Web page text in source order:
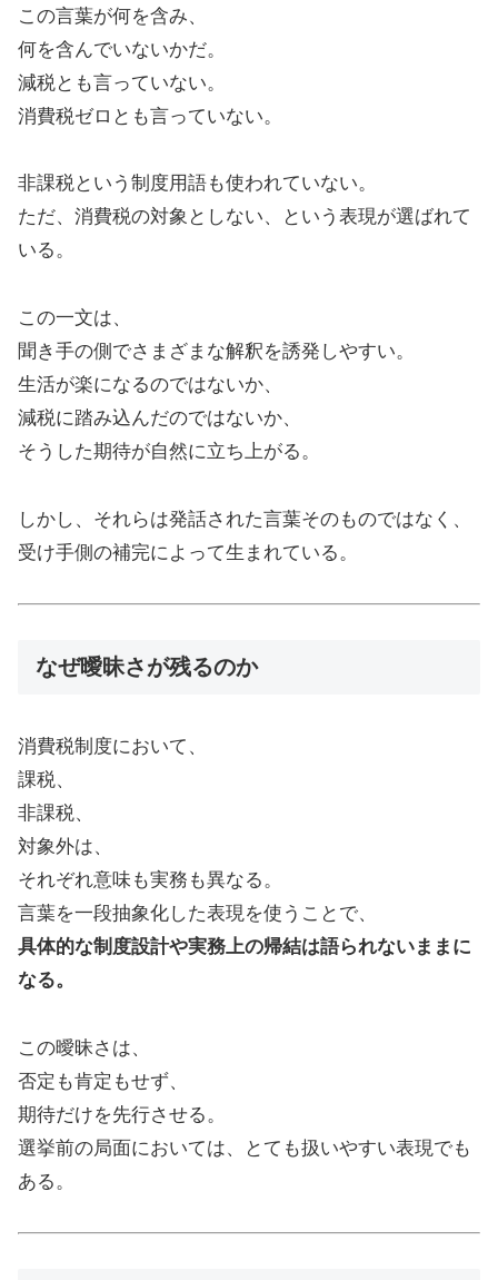
この言葉が何を含み、
何を含んでいないかだ。
減税とも言っていない。
消費税ゼロとも言っていない。
非課税という制度用語も使われていない。
ただ、消費税の対象としない、という表現が選ばれて
いる。
この一文は、
聞き手の側でさまざまな解釈を誘発しやすい。
生活が楽になるのではないか、
減税に踏み込んだのではないか、
そうした期待が自然に立ち上がる。
しかし、それらは発話された言葉そのものではなく、
受け手側の補完によって生まれている。
なぜ曖昧さが残るのか
消費税制度において、
課税、
非課税、
対象外は、
それぞれ意味も実務も異なる。
言葉を一段抽象化した表現を使うことで、
具体的な制度設計や実務上の帰結は語られないままに
なる。
この曖昧さは、
否定も肯定もせず、
期待だけを先行させる。
選挙前の局面においては、とても扱いやすい表現でも
ある。